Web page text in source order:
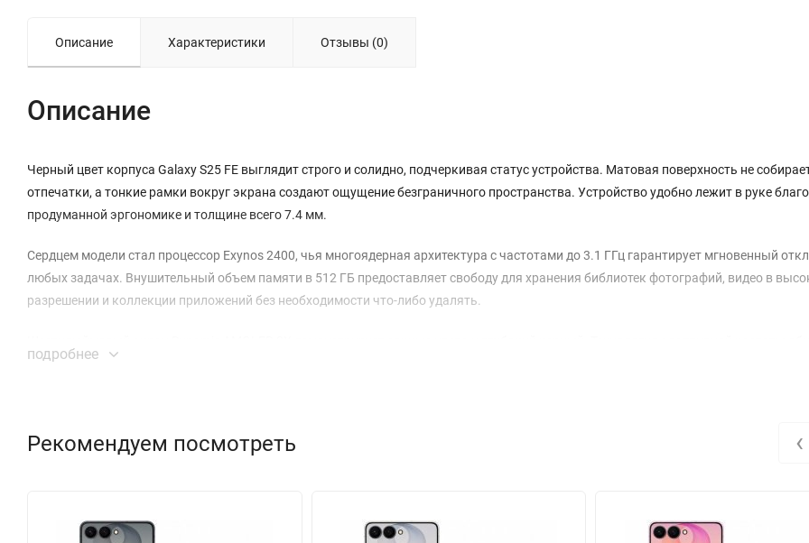
Описание Характеристики Отзывы (0)
Описание
Черный цвет корпуса Galaxy S25 FE выглядит строго и солидно, подчеркивая статус устройства. Матовая поверхность не
отпечатки, а тонкие рамки вокруг экрана создают ощущение безграничного пространства. Устройство удобно лежит в руке
продуманной эргономике и толщине всего 7.4 мм.
Сердцем модели стал процессор Exynos 2400, чья многоядерная архитектура с частотами до 3.1 ГГц гарантирует мгновенный
любых задачах. Внушительный объем памяти в 512 ГБ предоставляет свободу для хранения библиотек фотографий, видео в
разрешении и коллекции приложений без необходимости что-либо удалять.
до 120 Гц делает анимацию интерфейса и игровой процесс невероятно плавными. Высокая пиковая яркость позволяет комфортно
объективов с разной диафрагмой помогают создавать четкие снимки при любом освещении. Возможность записи видео в
Поддержка стилуса S Pen превращает смартфон в компактный блокнот для заметок или графический планшет. С его помощью
подробнее
Рекомендуем посмотреть ‹